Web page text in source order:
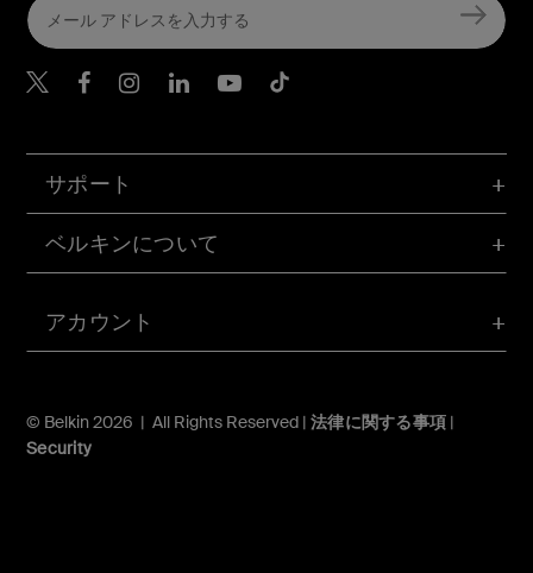
アカウント
サポート
ベルキンについて
© Belkin 2026 | All Rights Reserved | 法律に関する事項 |
Security
Belkin Twitter
Belkin Facebook
Belkin Instagram
Belkin LinkedIn
Belkin Youtube
Belkin TikTok